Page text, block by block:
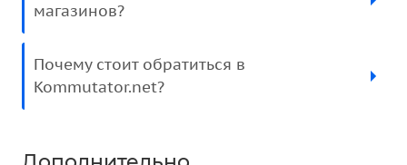
магазинов?
Почему стоит обратиться в
Kommutator.net?